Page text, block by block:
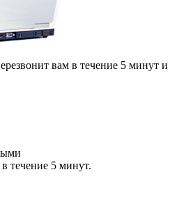
вам в течение 5 минут и
течение 5 минут.